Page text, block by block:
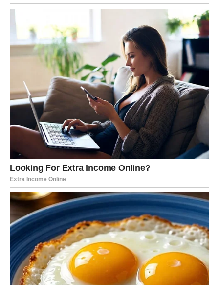
Osnovni princip Bubnovskijeve
metode
Centralna ideja njegove terapije jestesprečavanje zastoja
krvi u mišićima
. Kada se krv zadržava u određenim
dijelovima tijela, dolazi do smanjenog dotoka kiseonika i
hranjivih materija, što vremenom uzrokuje bol, ukočenost i
hronične tegobe.
„BOL NIJE NEPRIJATELJ, VEĆ SIGNAL
DA JE ENERGIJA U TIJELU BLOKIRANA.
KADA SE POKRETOM PONOVO
USPOSTAVI CIRKULACIJA, TIJELO
POČINJE DA SE OPORAVLJA“,ISTIČE
DR BUBNOVSKI.
On vjeruje da se mnogi problemi sa kostima i zglobovima
mogu ublažiti ili potpuno ukloniti
redovnim i pravilnim
vježbanjem , bez agresivnih terapija.